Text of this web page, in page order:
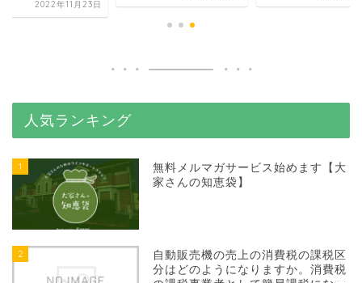
2022年11月23日
人気ランキング
1
無料メルマガサービス始めます【大
家さんの知恵袋】
2
自動販売機の売上の消費税の課税区
分はどのようになりますか。消費税